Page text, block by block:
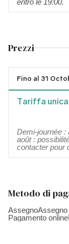
entro le 19:00.
Prezzi
Fino al 31
Tariffa unica
Demi-journée :
août :
contacter pour
Metodo di
Assegno
Pagamento online